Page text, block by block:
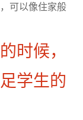
可以像住家般
时候，
学生的